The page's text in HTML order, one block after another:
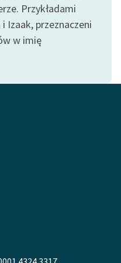
Przykładami
Izaak, przeznaczeni
w imię